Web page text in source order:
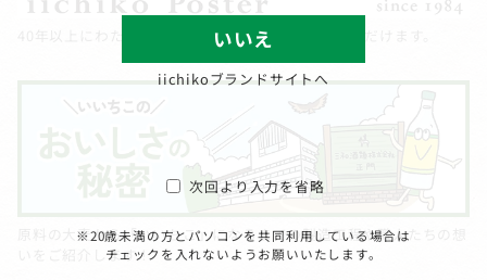
40年以上にわたる「いいちこ」ポスターがご覧いただけます。
原料の大麦から「いいちこ」になるまでの製造工程や職人たちの想
いをご紹介します！
いいえ
iichikoブランドサイトへ
次回より入力を省略
※20歳未満の方とパソコンを共同利用している場合は
チェックを入れないようお願いいたします。